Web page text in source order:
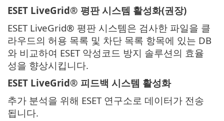
ESET LiveGrid® 평판 시스템 활성화(권장)
ESET LiveGrid® 평판 시스템은 검사한 파일을 클
라우드의 허용 목록 및 차단 목록 항목에 있는 DB
와 비교하여 ESET 악성코드 방지 솔루션의 효율
성을 향상시킵니다.
ESET LiveGrid® 피드백 시스템 활성화
추가 분석을 위해 ESET 연구소로 데이터가 전송
됩니다.